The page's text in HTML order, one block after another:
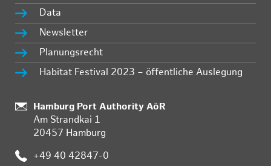
Data
Newsletter
Planungsrecht
Habitat Festival 2023 – öffentliche Auslegung
Standort:
Hamburg Port Authority AöR
Am Strandkai 1
20457 Hamburg
Telefon:
+49 40 42847-0